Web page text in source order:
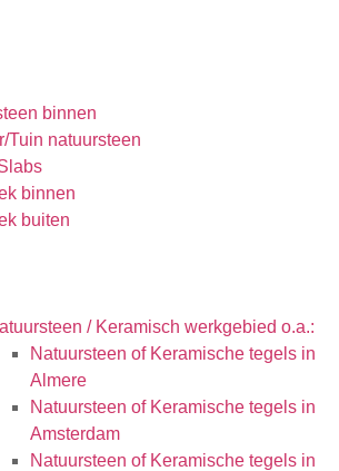
binnen
Tuin natuursteen
binnen
buiten
/ Keramisch werkgebied o.a.:
Natuursteen of Keramische tegels in
Almere
Natuursteen of Keramische tegels in
Amsterdam
Natuursteen of Keramische tegels in